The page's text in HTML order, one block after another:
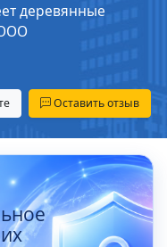
деревянные
Оставить отзыв